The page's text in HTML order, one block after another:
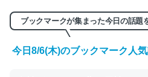
ブックマークが集まった今日の話題
今日8/6(木)のブックマーク人